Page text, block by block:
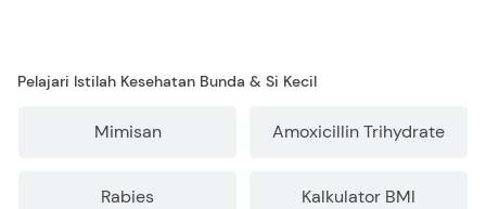
Pelajari Istilah Kesehatan Bunda & Si Kecil
Mimisan Amoxicillin Trihydrate
Rabies Kalkulator BMI